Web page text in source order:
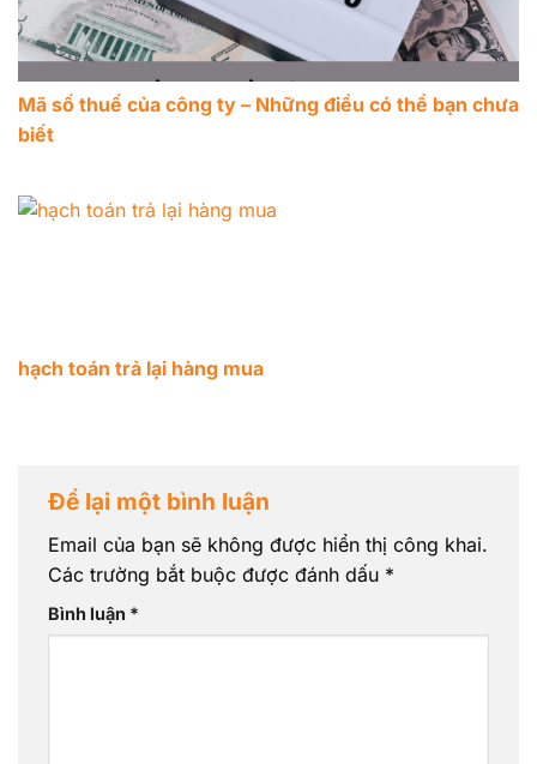
Mã số thuế của công ty – Những điều có thể bạn chưa
biết
hạch toán trả lại hàng mua
Để lại một bình luận
Email của bạn sẽ không được hiển thị công khai.
Các trường bắt buộc được đánh dấu *
Bình luận *